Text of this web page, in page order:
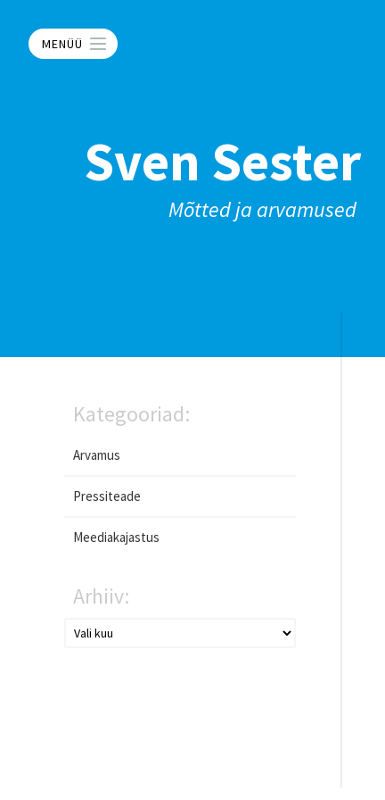
MENÜÜ
Sven Sester
Mõtted ja arvamused
Kategooriad:
Arvamus
Pressiteade
Meediakajastus
Arhiiv: